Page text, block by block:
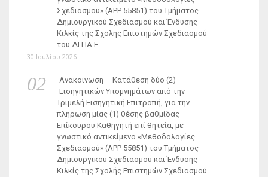
Σχεδιασμού» (ΑΡΡ 55851) του Τμήματος
Δημιουργικού Σχεδιασμού και Ένδυσης
Κιλκίς της Σχολής Επιστημών Σχεδιασμού
του ΔΙ.ΠΑ.Ε.
30 Ιουλίου 2026
Ανακοίνωση – Κατάθεση δύο (2)
Εισηγητικών Υπομνημάτων από την
Τριμελή Εισηγητική Επιτροπή, για την
πλήρωση μίας (1) θέσης βαθμίδας
Επίκουρου Καθηγητή επί θητεία, με
γνωστικό αντικείμενο «Μεθοδολογίες
Σχεδιασμού» (ΑΡΡ 55851) του Τμήματος
Δημιουργικού Σχεδιασμού και Ένδυσης
Κιλκίς της Σχολής Επιστημών Σχεδιασμού